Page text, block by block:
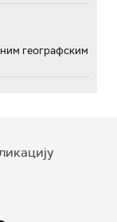
географским